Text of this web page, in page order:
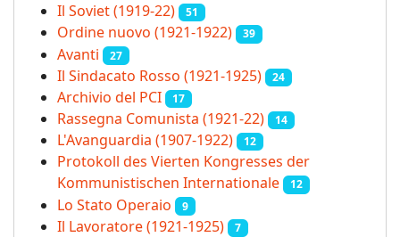
Il Soviet (1919‑22) 51
Ordine nuovo (1921-1922) 39
Avanti 27
Il Sindacato Rosso (1921-1925) 24
Archivio del PCI 17
Rassegna Comunista (1921‑22) 14
L'Avanguardia (1907-1922) 12
Protokoll des Vierten Kongresses der
Kommunistischen Internationale
12
Lo Stato Operaio 9
Il Lavoratore (1921-1925) 7